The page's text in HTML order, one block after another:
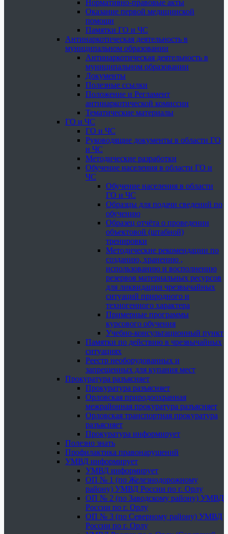
Нормативно-правовые акты
Оказание первой медицинской
помощи
Памятки ГО и ЧС
Антинаркотическая деятельность в
муниципальном образовании
Антинаркотическая деятельность в
муниципальном образовании
Документы
Полезные ссылки
Положение и Регламент
антинаркотической комиссии
Тематические материалы
ГО и ЧС
ГО и ЧС
Руководящие документы в области ГО
и ЧС
Методические разработки
Обучение населения в области ГО и
ЧС
Обучение населения в области
ГО и ЧС
Образцы для подачи сведений по
обучению
Образец отчёта о проведении
объектовой (штабной)
тренировки
Методические рекомендации по
созданию, хранению ,
использованию и восполнению
резервов материальных ресурсов
для ликвидации чрезвычайных
ситуаций природного и
техногенного характера
Примерные программы
курсового обучения
Учебно-консультационный пункт
Памятки по действию в чрезвычайных
ситуациях
Реестр необорудованных и
запрещенных для купания мест
Прокуратура разъясняет
Прокуратура разъясняет
Орловская природоохранная
межрайонная прокуратура разъясняет
Орловская транспортная прокуратура
разъясняет
Прокуратура информирует
Полезно знать
Профилактика правонарушений
УМВД информирует
УМВД информирует
ОП № 1 (по Железнодорожному
району) УМВД России по г. Орлу
ОП № 2 (по Заводскому району) УМВД
России по г. Орлу
ОП № 3 (по Северному району) УМВД
России по г. Орлу